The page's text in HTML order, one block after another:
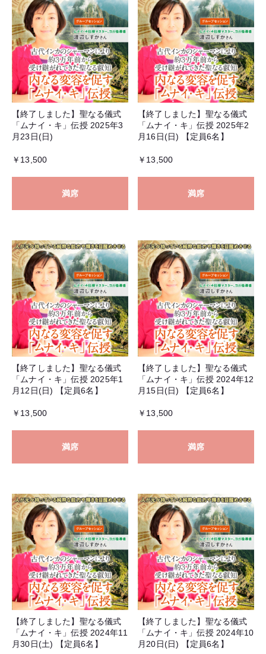
【終了しました】聖なる儀式
「ムナイ・キ」伝授 2025年3
月23日(日)
￥13,500
満席
【終了しました】聖なる儀式
「ムナイ・キ」伝授 2025年2
月16日(日) 【定員6名】
￥13,500
満席
【終了しました】聖なる儀式
「ムナイ・キ」伝授 2025年1
月12日(日) 【定員6名】
￥13,500
満席
【終了しました】聖なる儀式
「ムナイ・キ」伝授 2024年12
月15日(日) 【定員6名】
￥13,500
満席
【終了しました】聖なる儀式
「ムナイ・キ」伝授 2024年11
月30日(土) 【定員6名】
【終了しました】聖なる儀式
「ムナイ・キ」伝授 2024年10
月20日(日) 【定員6名】